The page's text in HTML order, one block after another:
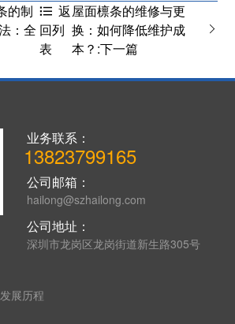
的制
：全
返
回列
表
屋面檩条的维修与更
换：如何降低维护成
本？:下一篇
业务联系：
13823799165
公司邮箱：
hailong@szhailong.com
公司地址：
深圳市龙岗区龙岗街道新生路305号
发展历程